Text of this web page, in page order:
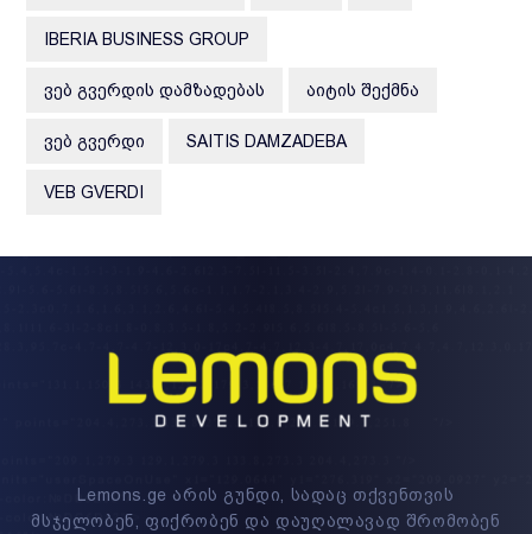
IBERIA BUSINESS GROUP
ᲕᲔᲑ ᲒᲕᲔᲠᲓᲘᲡ ᲓᲐᲛᲖᲐᲓᲔᲑᲐᲡ ᲐᲘᲢᲘᲡ ᲨᲔᲥᲛᲜᲐ
ᲕᲔᲑ ᲒᲕᲔᲠᲓᲘ SAITIS DAMZADEBA
VEB GVERDI
Lemons.ge არის გუნდი, სადაც თქვენთვის
მსჯელობენ, ფიქრობენ და დაუღალავად შრომობენ